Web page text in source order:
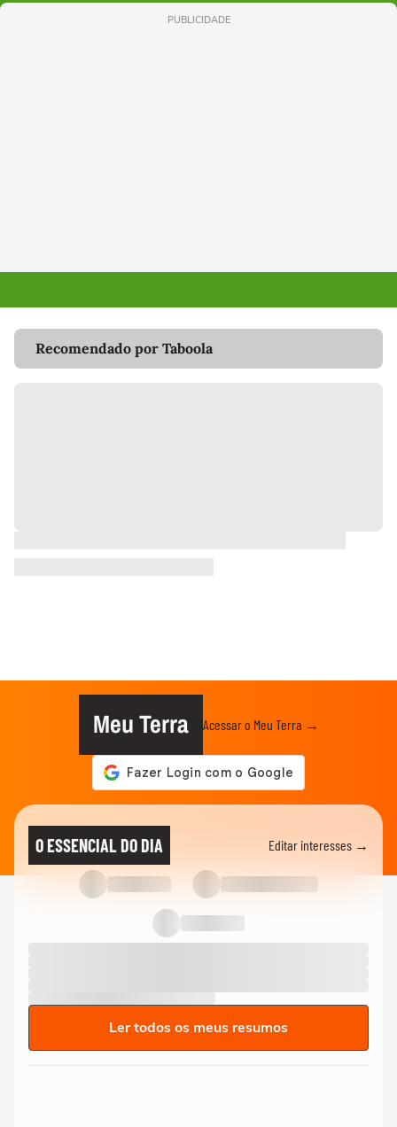
PUBLICIDADE
Recomendado por Taboola
Meu Terra Acessar o Meu Terra →
O ESSENCIAL DO DIA Editar interesses →
Ler todos os meus resumos